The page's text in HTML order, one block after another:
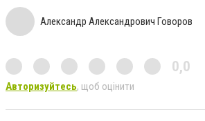
Александр Александрович Говоров
0,0
Авторизуйтесь, щоб оцінити